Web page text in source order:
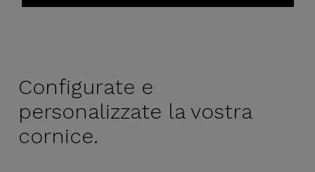
Configurate e
personalizzate la vostra
cornice.